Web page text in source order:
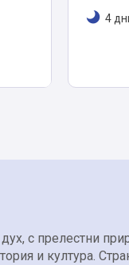
4
с прелестни
и култура.